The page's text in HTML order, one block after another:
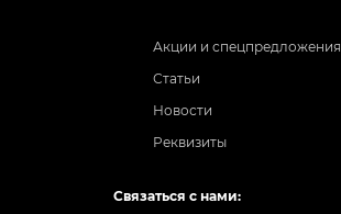
Акции и спецпредложения
Статьи
Новости
Реквизиты
Связаться с нами: